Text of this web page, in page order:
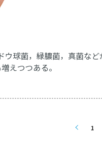
ウ球菌，緑膿菌，真菌な
えつつある。
1